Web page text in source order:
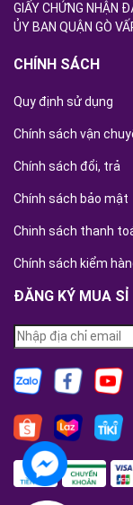
GIẤY CHỨNG NHẬN
ỦY BAN QUẬN GÒ
CHÍNH SÁCH
Quy định sử dụng
Chính sách vận
Chính sách đổi, trả
Chính sách bảo mật
Chinh sách thanh
Chính sách kiểm
ĐĂNG KÝ MUA SỈ